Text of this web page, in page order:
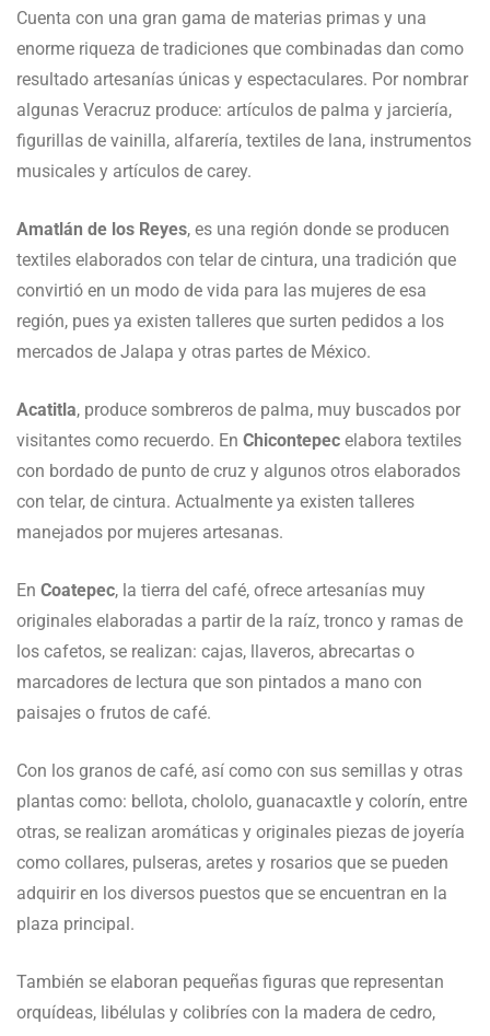
Cuenta con una gran gama de materias primas y una
enorme riqueza de tradiciones que combinadas dan como
resultado artesanías únicas y espectaculares. Por nombrar
algunas Veracruz produce: artículos de palma y jarciería,
figurillas de vainilla, alfarería, textiles de lana, instrumentos
musicales y artículos de carey.
Amatlán de los Reyes, es una región donde se producen
textiles elaborados con telar de cintura, una tradición que
convirtió en un modo de vida para las mujeres de esa
región, pues ya existen talleres que surten pedidos a los
mercados de Jalapa y otras partes de México.
Acatitla, produce sombreros de palma, muy buscados por
visitantes como recuerdo. En Chicontepec elabora textiles
con bordado de punto de cruz y algunos otros elaborados
con telar, de cintura. Actualmente ya existen talleres
manejados por mujeres artesanas.
En Coatepec, la tierra del café, ofrece artesanías muy
originales elaboradas a partir de la raíz, tronco y ramas de
los cafetos, se realizan: cajas, llaveros, abrecartas o
marcadores de lectura que son pintados a mano con
paisajes o frutos de café.
Con los granos de café, así como con sus semillas y otras
plantas como: bellota, chololo, guanacaxtle y colorín, entre
otras, se realizan aromáticas y originales piezas de joyería
como collares, pulseras, aretes y rosarios que se pueden
adquirir en los diversos puestos que se encuentran en la
plaza principal.
También se elaboran pequeñas figuras que representan
orquídeas, libélulas y colibríes con la madera de cedro,